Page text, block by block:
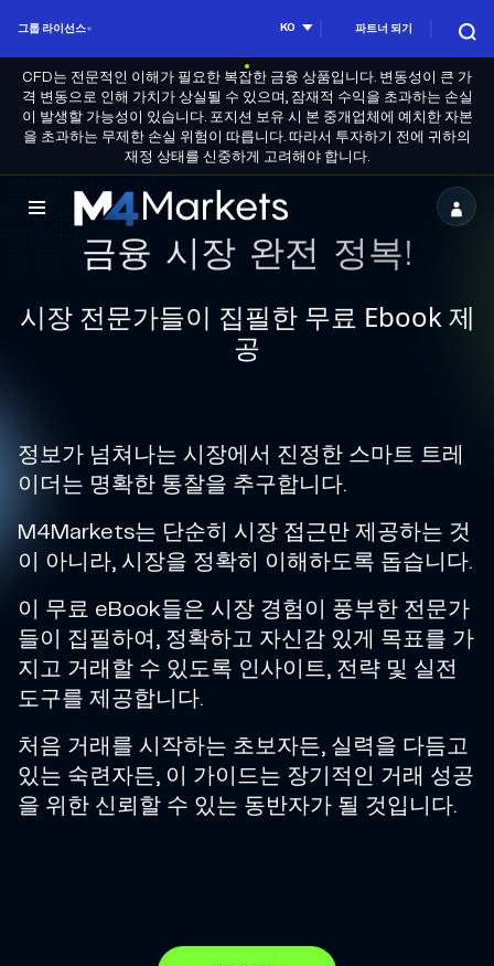
그룹 라이선스 KO 파트너 되기
CFD는 전문적인 이해가 필요한 복잡한 금융 상품입니다. 변동성이 큰 가
격 변동으로 인해 가치가 상실될 수 있으며, 잠재적 수익을 초과하는 손실
이 발생할 가능성이 있습니다. 포지션 보유 시 본 중개업체에 예치한 자본
을 초과하는 무제한 손실 위험이 따릅니다. 따라서 투자하기 전에 귀하의
재정 상태를 신중하게 고려해야 합니다.
M4Markets
CFD
Trading
금융 시장 완전 정복!
시장 전문가들이 집필한 무료 Ebook 제
공
정보가 넘쳐나는 시장에서 진정한 스마트 트레
이더는 명확한 통찰을 추구합니다.
M4Markets는 단순히 시장 접근만 제공하는 것
이 아니라, 시장을 정확히 이해하도록 돕습니다.
이 무료 eBook들은 시장 경험이 풍부한 전문가
들이 집필하여, 정확하고 자신감 있게 목표를 가
지고 거래할 수 있도록 인사이트, 전략 및 실전
도구를 제공합니다.
처음 거래를 시작하는 초보자든, 실력을 다듬고
있는 숙련자든, 이 가이드는 장기적인 거래 성공
을 위한 신뢰할 수 있는 동반자가 될 것입니다.